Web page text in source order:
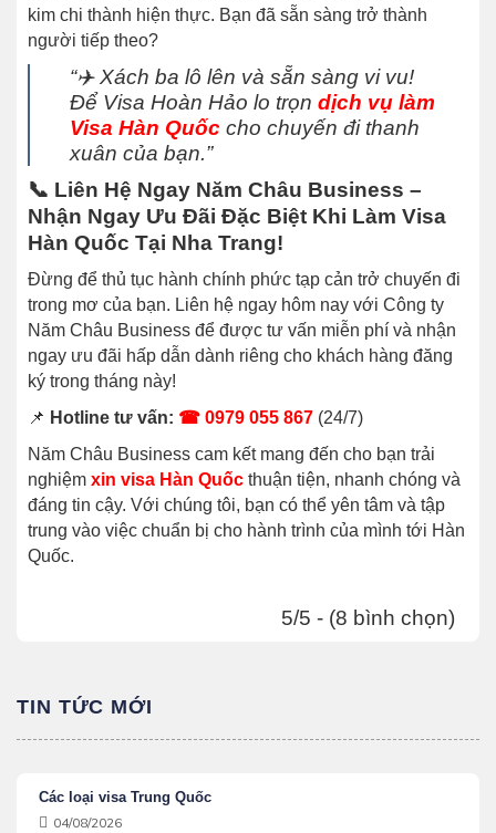
kim chi thành hiện thực. Bạn đã sẵn sàng trở thành
người tiếp theo?
“✈️ Xách ba lô lên và sẵn sàng vi vu!
Để Visa Hoàn Hảo lo trọn dịch vụ làm
Visa Hàn Quốc cho chuyến đi thanh
xuân của bạn.”
📞 Liên Hệ Ngay Năm Châu Business –
Nhận Ngay Ưu Đãi Đặc Biệt Khi Làm Visa
Hàn Quốc Tại Nha Trang!
Đừng để thủ tục hành chính phức tạp cản trở chuyến đi
trong mơ của bạn. Liên hệ ngay hôm nay với Công ty
Năm Châu Business để được tư vấn miễn phí và nhận
ngay ưu đãi hấp dẫn dành riêng cho khách hàng đăng
ký trong tháng này!
📌 Hotline tư vấn: ☎ 0979 055 867 (24/7)
Năm Châu Business cam kết mang đến cho bạn trải
nghiệm xin visa Hàn Quốc thuận tiện, nhanh chóng và
đáng tin cậy. Với chúng tôi, bạn có thể yên tâm và tập
trung vào việc chuẩn bị cho hành trình của mình tới Hàn
Quốc.
5/5 - (8 bình chọn)
TIN TỨC MỚI
Các loại visa Trung Quốc
04/08/2026